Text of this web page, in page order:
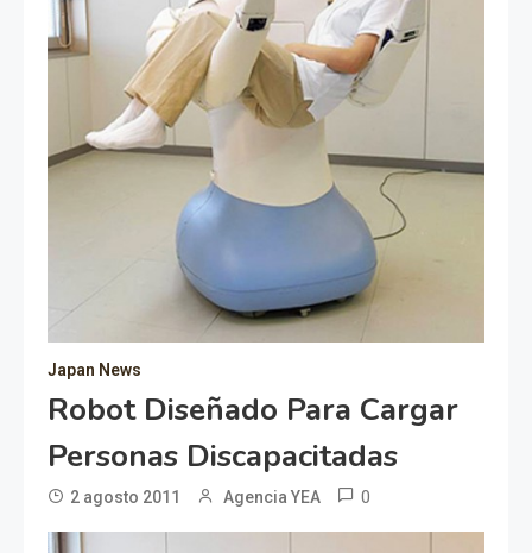
Japan News
Robot Diseñado Para Cargar
Personas Discapacitadas
2 agosto 2011 Agencia YEA 0